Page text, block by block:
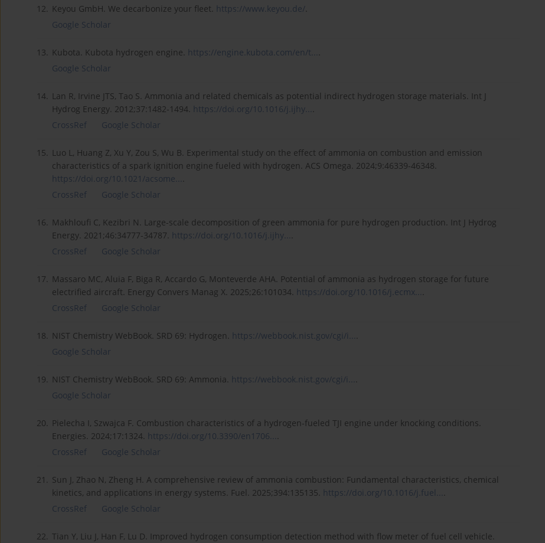
12. Keyou GmbH. We decarbonize your fleet. https://www.keyou.de/.
Google Scholar
13. Kubota. Kubota hydrogen engine. https://engine.kubota.com/en/t....
Google Scholar
14. Lan R, Irvine JTS, Tao S. Ammonia and related chemicals as potential indirect hydrogen storage materials. Int J
Hydrog Energy. 2012;37:1482-1494. https://doi.org/10.1016/j.ijhy....
CrossRef
Google Scholar
15. Luo L, Huang Z, Xu Y, Zou S, Wu B. Experimental study on the effect of ammonia on combustion and emission
characteristics of a spark ignition engine fueled with hydrogen. ACS Omega. 2024;9:46339-46348.
https://doi.org/10.1021/acsome....
CrossRef
Google Scholar
16. Makhloufi C, Kezibri N. Large-scale decomposition of green ammonia for pure hydrogen production. Int J Hydrog
Energy. 2021;46:34777-34787. https://doi.org/10.1016/j.ijhy....
CrossRef
Google Scholar
17. Massaro MC, Aluia F, Biga R, Accardo G, Monteverde AHA. Potential of ammonia as hydrogen storage for future
electrified aircraft. Energy Convers Manag X. 2025;26:101034. https://doi.org/10.1016/j.ecmx....
CrossRef
Google Scholar
18. NIST Chemistry WebBook. SRD 69: Hydrogen. https://webbook.nist.gov/cgi/i....
Google Scholar
19. NIST Chemistry WebBook. SRD 69: Ammonia. https://webbook.nist.gov/cgi/i....
Google Scholar
20. Pielecha I, Szwajca F. Combustion characteristics of a hydrogen-fueled TJI engine under knocking conditions.
Energies. 2024;17:1324. https://doi.org/10.3390/en1706....
CrossRef
Google Scholar
21. Sun J, Zhao N, Zheng H. A comprehensive review of ammonia combustion: Fundamental characteristics, chemical
kinetics, and applications in energy systems. Fuel. 2025;394:135135. https://doi.org/10.1016/j.fuel....
CrossRef
Google Scholar
22. Tian Y, Liu J, Han F, Lu D. Improved hydrogen consumption detection method with flow meter of fuel cell vehicle.